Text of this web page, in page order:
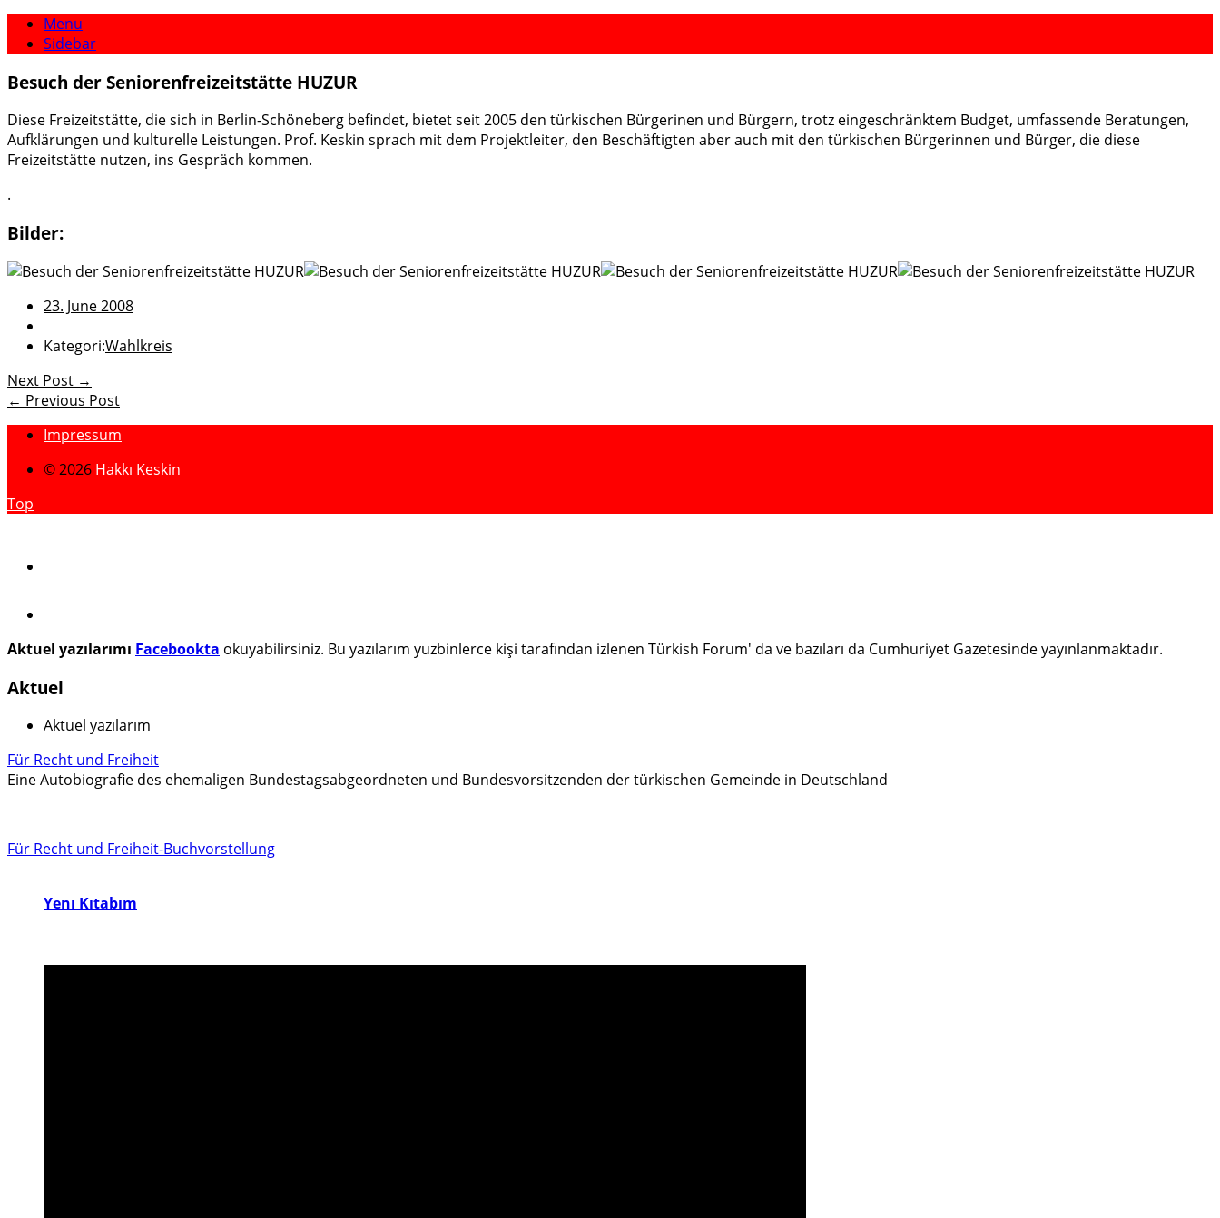
Menu
Sidebar
Besuch der Seniorenfreizeitstätte HUZUR
Diese Freizeitstätte, die sich in Berlin-Schöneberg befindet, bietet seit 2005 den türkischen Bürgerinen und Bürgern, trotz eingeschränktem Budget, umfassende Beratungen,
Aufklärungen und kulturelle Leistungen. Prof. Keskin sprach mit dem Projektleiter, den Beschäftigten aber auch mit den türkischen Bürgerinnen und Bürger, die diese
Freizeitstätte nutzen, ins Gespräch kommen.
.
Bilder:
23. June 2008
Kategori:Wahlkreis
Next Post →
← Previous Post
Impressum
© 2026 Hakkı Keskin
Top
Aktuel yazılarımı Facebookta okuyabilirsiniz. Bu yazılarım yuzbinlerce kişi tarafından izlenen Türkish Forum' da ve bazıları da Cumhuriyet Gazetesinde yayınlanmaktadır.
Aktuel
Aktuel yazılarım
Für Recht und Freiheit
Eine Autobiografie des ehemaligen Bundestagsabgeordneten und Bundesvorsitzenden der türkischen Gemeinde in Deutschland
Für Recht und Freiheit-Buchvorstellung
Yenı Kıtabım